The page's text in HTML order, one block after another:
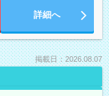
詳細へ
掲載日：2026.08.07